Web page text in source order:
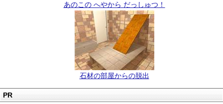
あのこの へやから だっしゅつ！
石材の部屋からの脱出
PR